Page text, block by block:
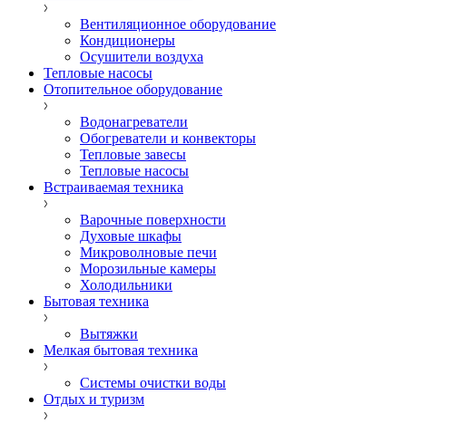
Вентиляционное оборудование
Кондиционеры
Осушители воздуха
Тепловые насосы
Отопительное оборудование
Водонагреватели
Обогреватели и конвекторы
Тепловые завесы
Тепловые насосы
Встраиваемая техника
Варочные поверхности
Духовые шкафы
Микроволновые печи
Морозильные камеры
Холодильники
Бытовая техника
Вытяжки
Мелкая бытовая техника
Системы очистки воды
Отдых и туризм